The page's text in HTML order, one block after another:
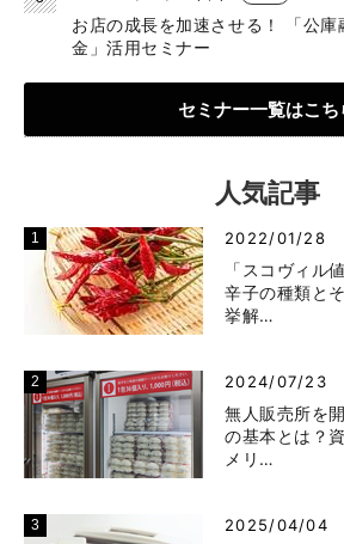
お店の成長を加速させる！ 「公
金」活用セミナー
セミナー一覧はこち
人気記事
2022/01/28
「スコヴィル
辛子の種類と
挙解…
2024/07/23
無人販売所を
の基本とは？
メリ…
2025/04/04